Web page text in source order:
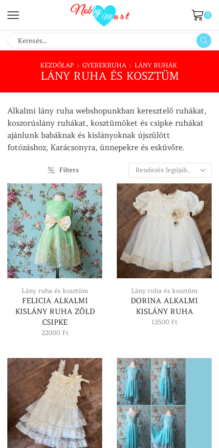
0
KEZDŐLAP GYEREKRUHA LÁNY RUHÁK
LÁNY RUHA ÉS KOSZTÜM
Alkalmi lány ruha webshopunkban keresztelő ruhákat,
koszorúslány ruhákat, kosztümöket és csipke ruhákat
ajánlunk babáknak és kislányoknak újszülött
fotózáshoz, Karácsonyra, ünnepekre és esküvőre.
Filters
Lány ruha és kosztüm
FELICIA ALKALMI
KISLÁNY RUHA ZÖLD
CSIPKE
22000 Ft
Lány ruha és kosztüm
DORINA ALKALMI
KISLÁNY RUHA
13500 Ft